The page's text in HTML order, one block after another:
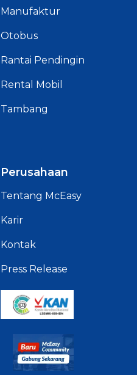
Manufaktur
Otobus
Rantai Pendingin
Rental Mobil
Tambang
Perusahaan
Tentang McEasy
Karir
Kontak
Press Release